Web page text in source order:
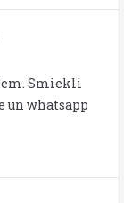
Smiekli
un whatsapp